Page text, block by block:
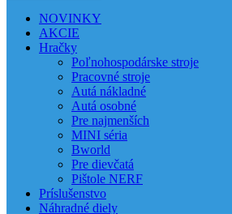
NOVINKY
AKCIE
Hračky
Poľnohospodárske stroje
Pracovné stroje
Autá nákladné
Autá osobné
Pre najmenších
MINI séria
Bworld
Pre dievčatá
Pištole NERF
Príslušenstvo
Náhradné diely